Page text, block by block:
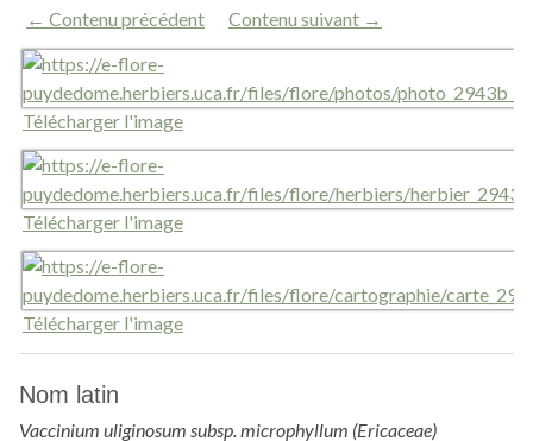
← Contenu précédent Contenu suivant →
Télécharger l'image
Télécharger l'image
Télécharger l'image
Nom latin
Vaccinium uliginosum subsp. microphyllum (Ericaceae)